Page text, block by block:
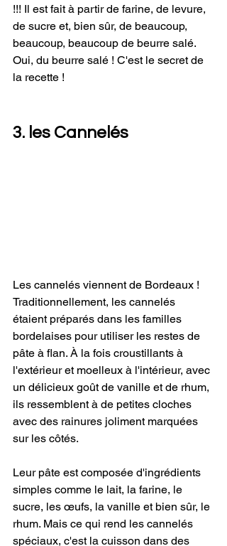
!!! Il est fait à partir de farine, de levure,
de sucre et, bien sûr, de beaucoup,
beaucoup, beaucoup de beurre salé.
Oui, du beurre salé ! C'est le secret de
la recette !
3. les Cannelés
Les cannelés viennent de Bordeaux !
Traditionnellement, les cannelés
étaient préparés dans les familles
bordelaises pour utiliser les restes de
pâte à flan. À la fois croustillants à
l'extérieur et moelleux à l'intérieur, avec
un délicieux goût de vanille et de rhum,
ils ressemblent à de petites cloches
avec des rainures joliment marquées
sur les côtés.
Leur pâte est composée d'ingrédients
simples comme le lait, la farine, le
sucre, les œufs, la vanille et bien sûr, le
rhum. Mais ce qui rend les cannelés
spéciaux, c'est la cuisson dans des